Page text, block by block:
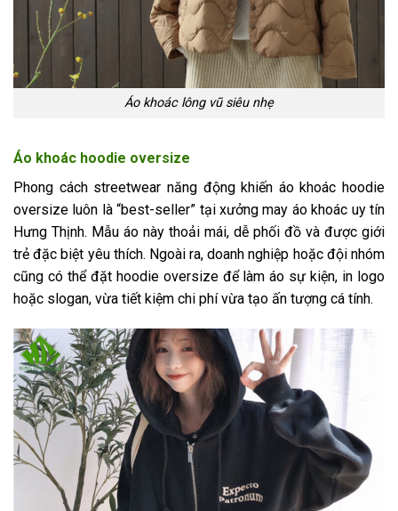
Áo khoác lông vũ siêu nhẹ
Áo khoác hoodie oversize
Phong cách streetwear năng động khiến áo khoác hoodie
oversize luôn là “best-seller” tại xưởng may áo khoác uy tín
Hưng Thịnh. Mẫu áo này thoải mái, dễ phối đồ và được giới
trẻ đặc biệt yêu thích. Ngoài ra, doanh nghiệp hoặc đội nhóm
cũng có thể đặt hoodie oversize để làm áo sự kiện, in logo
hoặc slogan, vừa tiết kiệm chi phí vừa tạo ấn tượng cá tính.